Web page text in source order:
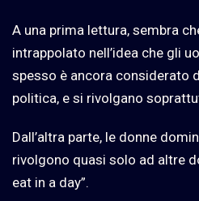
A una prima lettura, sembra
intrappolato nell’idea che gli
spesso è ancora considerato
politica, e si rivolgano
Dall’altra parte, le donne
rivolgono quasi solo ad altre
eat in a day”.